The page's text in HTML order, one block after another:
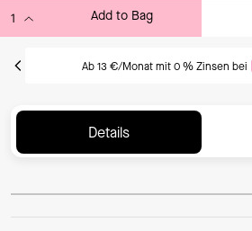
Add to Bag
Ab 13 €/Monat mit 0 % Zinsen bei
Details